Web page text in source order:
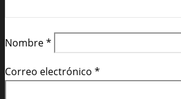
Nombre*
Correo electrónico *